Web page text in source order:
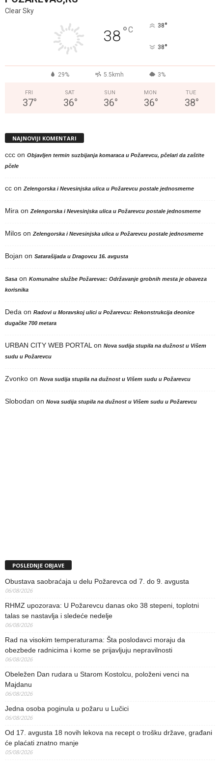
Clear Sky
38°C 38°
38°
29% 5.5kmh 3%
FRI
37°
SAT
36°
SUN
36°
MON
36°
TUE
38°
NAJNOVIJI KOMENTARI
ccc on Objavljen termin suzbijanja komaraca u Požarevcu, pčelari da zaštite
pčele
cc onZelengorska i Nevesinjska ulica u Požarevcu postale jednosmerne
Mira onZelengorska i Nevesinjska ulica u Požarevcu postale jednosmerne
Milos onZelengorska i Nevesinjska ulica u Požarevcu postale jednosmerne
Bojan on Satarašijada u Dragovcu 16. avgusta
Sasa on Komunalne službe Požarevac: Održavanje grobnih mesta je obaveza
korisnika
Deda on Radovi u Moravskoj ulici u Požarevcu: Rekonstrukcija deonice
dugačke 700 metara
URBAN CITY WEB PORTALon Nova sudija stupila na dužnost u Višem
sudu u Požarevcu
Zvonko on Nova sudija stupila na dužnost u Višem sudu u Požarevcu
Slobodan on Nova sudija stupila na dužnost u Višem sudu u Požarevcu
POSLEDNJE OBJAVE
Obustava saobraćaja u delu Požarevca od 7. do 9. avgusta
06/08/2026
RHMZ upozorava: U Požarevcu danas oko 38 stepeni, toplotni
talas se nastavlja i sledeće nedelje
06/08/2026
Rad na visokim temperaturama: Šta poslodavci moraju da
obezbede radnicima i kome se prijavljuju nepravilnosti
06/08/2026
Obeležen Dan rudara u Starom Kostolcu, položeni venci na
Majdanu
06/08/2026
Jedna osoba poginula u požaru u Lučici
06/08/2026
Od 17. avgusta 18 novih lekova na recept o trošku države, građani
će plaćati znatno manje
05/08/2026